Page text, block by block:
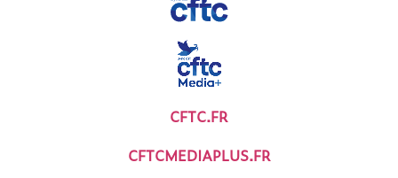
CFTC.FR
CFTCMEDIAPLUS.FR